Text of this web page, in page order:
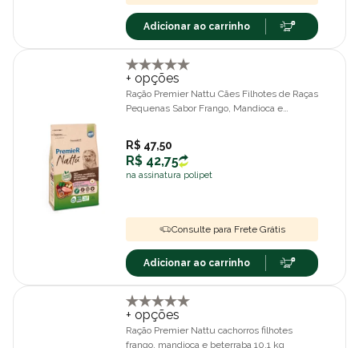
Adicionar ao carrinho
+ opções
Ração Premier Nattu Cães Filhotes de Raças
Pequenas Sabor Frango, Mandioca e
R$ 47,50
R$ 42,75
na assinatura polipet
Consulte para Frete Grátis
Adicionar ao carrinho
+ opções
Ração Premier Nattu cachorros filhotes
frango, mandioca e beterraba 10,1 kg